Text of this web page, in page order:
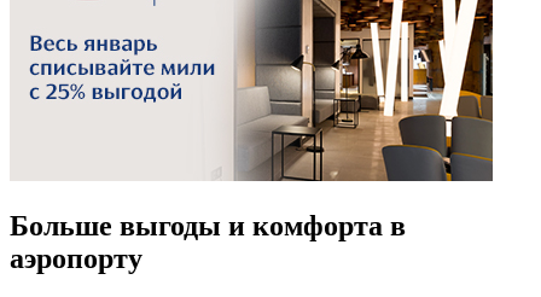
Больше выгоды и комфорта в
аэропорту